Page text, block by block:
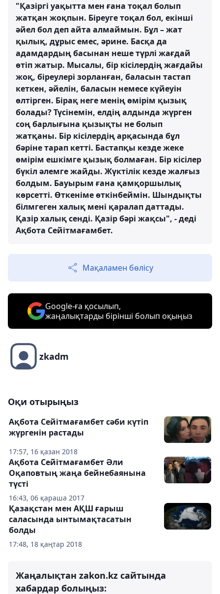
"Қазіргі уақытта мен ғана тоқал болып
жатқан жоқпын. Біреуге тоқал бол, екінші
әйел бол деп айта алмаймын. Бұл – жат
қылық, дұрыс емес, әрине. Басқа да
адамдардың басынан неше түрлі жағдай
өтіп жатыр. Мысалы, бір кісілердің жағдайы
жоқ, біреулері зорланған, баласын тастап
кеткен, әйелін, баласын немесе күйеуін
өлтірген. Бірақ неге менің өмірім қызық
болады? Түсінемін, елдің алдында жүрген
соң барлығына қызықты не болып
жатқаны. Бір кісілердің арқасында бұл
бәріне тарап кетті. Бастапқы кезде жеке
өмірім ешкімге қызық болмаған. Бір кісілер
бүкіл әлемге жайды. Жүктілік кезде жалғыз
болдым. Бауырым ғана қамқоршылық
көрсетті. Өткеніме өткінбеймін. Шындықты
білмгеген халық мені қаралап даттады.
Қазір халық сенді. Қазір бәрі жақсы", - деді
Ақбота Сейітмағамбет.
Мақаламен бөлісу
Google-ға қосылып,
жаңалықтарды бірінші болып оқыңыз
zkadm
Оқи отырыңыз
17:57, 16 қазан 2018
Ақбота Сейітмағамбет сәби күтіп
жүргенін растады
16:43, 06 қараша 2017
Ақбота Сейітмағамбет Әли
Оқаповтың жаңа бейнебаянына
түсті
17:48, 18 қаңтар 2018
Қазақстан мен АҚШ ғарыш
саласында ынтымақтасатын
болды
Жаңалықтан zakon.kz сайтында
хабардар болыңыз: